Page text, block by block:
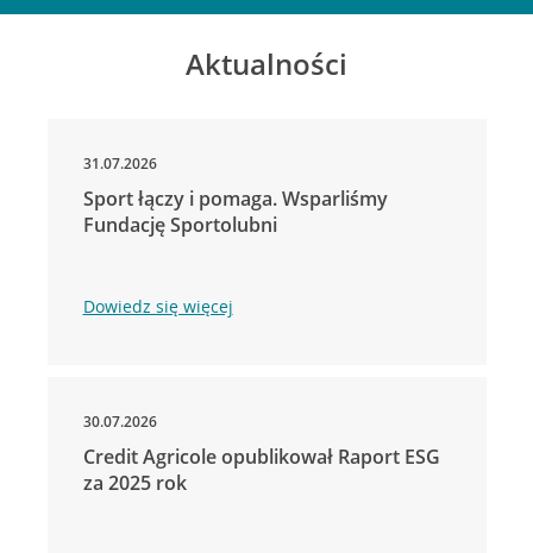
Aktualności
31.07.2026
Sport łączy i pomaga. Wsparliśmy
Fundację Sportolubni
Dowiedz się więcej
30.07.2026
Credit Agricole opublikował Raport ESG
za 2025 rok